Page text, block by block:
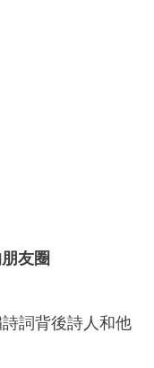
友圈
詞背後詩人和他